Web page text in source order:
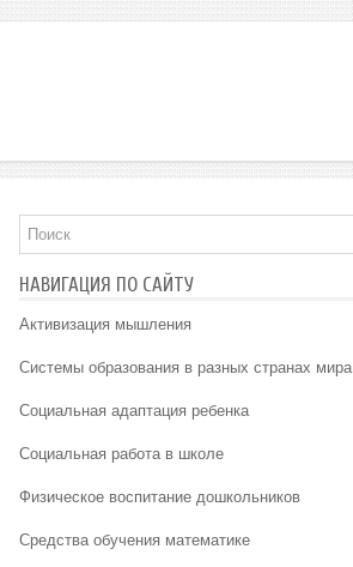
НАВИГАЦИЯ ПО САЙТУ
Активизация мышления
Системы образования в разных странах мира
Социальная адаптация ребенка
Социальная работа в школе
Физическое воспитание дошкольников
Средства обучения математике